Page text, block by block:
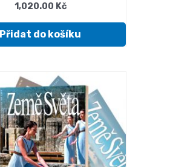
1,020.00 Kč
Přidat do košíku